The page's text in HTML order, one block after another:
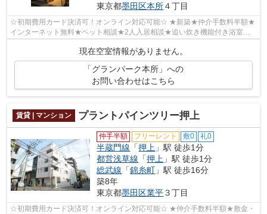
東京都墨田区本所４丁目
☆初期費用カード決済可！オンライン対応可能☆ ★新築★仲介手数料半額★
インターネット無料★ペット相談★2人入居相談★追い炊き機能付き浴室
★TVモニター付きオートロック・宅配BOX完備★防犯...
現在空室情報がありません。
「グランパーク本所」への
お問い合わせはこちら
賃貸 | マンション プラントパインツリー押上
仲手半額 フリーレント 敷0 礼0
半蔵門線 「押上 」駅 徒歩1分
都営浅草線 「押上 」駅 徒歩1分
総武線 「錦糸町 」駅 徒歩16分
築8年
東京都墨田区業平３丁目
☆初期費用カード決済可！オンライン対応可能☆ ★仲介手数料半額★敷金・